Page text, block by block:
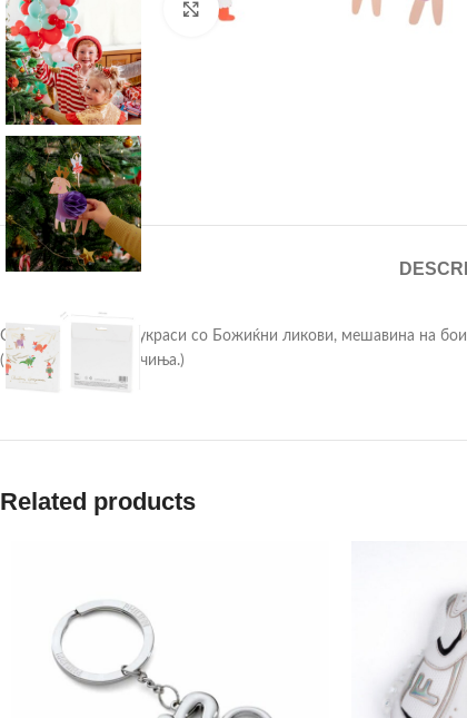
Click to enlarge
Сет од 5 хартиени украси со Божиќни ликови, мешавина на
(1 пакување / 5 парчиња.)
Related products